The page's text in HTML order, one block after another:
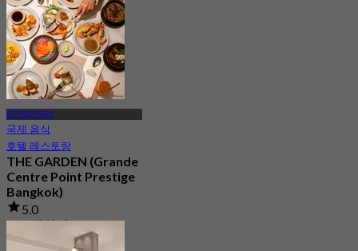
BTS 랏차담리
국제 음식
호텔 레스토랑
THE GARDEN (Grande
Centre Point Prestige
Bangkok)
5.0
112 예약됨
에서